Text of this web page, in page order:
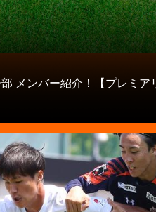
メンバー紹介！【プレミア